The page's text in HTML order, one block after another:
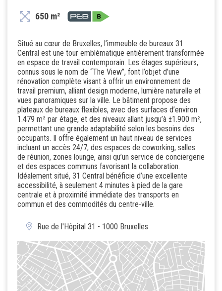
650 m²
Situé au cœur de Bruxelles, l’immeuble de bureaux 31
Central est une tour emblématique entièrement transformée
en espace de travail contemporain. Les étages supérieurs,
connus sous le nom de “The View”, font l’objet d’une
rénovation complète visant à offrir un environnement de
travail premium, alliant design moderne, lumière naturelle et
vues panoramiques sur la ville. Le bâtiment propose des
plateaux de bureaux flexibles, avec des surfaces d’environ
1.479 m² par étage, et des niveaux allant jusqu’à ±1.900 m²,
permettant une grande adaptabilité selon les besoins des
occupants. Il offre également un haut niveau de services
incluant un accès 24/7, des espaces de coworking, salles
de réunion, zones lounge, ainsi qu’un service de conciergerie
et des espaces communs favorisant la collaboration.
Idéalement situé, 31 Central bénéficie d’une excellente
accessibilité, à seulement 4 minutes à pied de la gare
centrale et à proximité immédiate des transports en
commun et des commodités du centre-ville.
Rue de l'Hôpital 31 - 1000 Bruxelles